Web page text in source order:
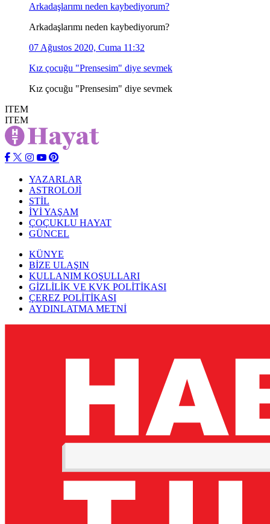
Arkadaşlarımı neden kaybediyorum?
Arkadaşlarımı neden kaybediyorum?
07 Ağustos 2020, Cuma 11:32
Kız çocuğu "Prensesim" diye sevmek
Kız çocuğu "Prensesim" diye sevmek
ITEM
ITEM
YAZARLAR
ASTROLOJİ
STİL
İYİ YAŞAM
ÇOÇUKLU HAYAT
GÜNCEL
KÜNYE
BİZE ULAŞIN
KULLANIM KOŞULLARI
GİZLİLİK VE KVK POLİTİKASI
ÇEREZ POLİTİKASI
AYDINLATMA METNİ